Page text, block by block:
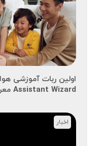
Assistant Wizard معرفی شد
اخبار